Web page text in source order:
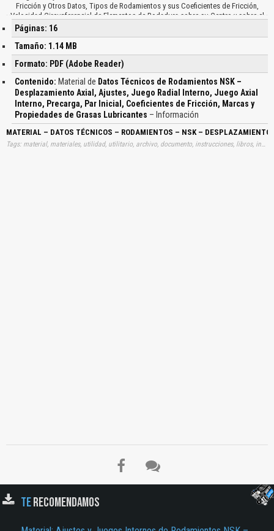
Fricción y Otros Datos, Tipos de Rodamientos y sus Coeficientes de Fricción,
Velocidad Circunferencial de Elementos de Rodadura sobre su Centro y sobre el
Centro del Rodamiento, Juego Radial Interno y Vida de Fatiga, Propiedades de
Grasas Lubricantes, Definición de Símbolos y sus Unidades, Eje Principal de Elipse
de Contacto, Desplazamiento Axial y Carga Axial de Rodamientos de Bolas de
Contacto Angular, Ajustes, Presión de Superficie, Camino de Rodadura del
Diámetro, Inferencias o Juegos de los Ejes y Aros Interiores, Interior del
Alojamiento y Aros Exteriores, Interferencias o Juegos, Clasificación de Tamaño,
Cifras para las Clases de Tolerancias, Juegos Internos Radial y Axial, Juego
Interno Radial, Juegos de Alojamientos y Aros Exteriores, Rodamientos de una
Hilera de Bolas de Ranura Profunda, Relación entre Carga Axial y Par Inicial en
Rodamientos de Rodillos Cónicos, Velocidad de Rotación de Bolas, Juego Radial
Interno y Relación de Vida, Marcas y Propiedades de Grasas Lubricantes,
Comparación de Propiedades, Funcionamiento en Períodos Cortos, Rango de
Temperatura, Resistencia al Agua…
Páginas: 16
Tamaño: 1.14 MB
Formato: PDF (Adobe Reader)
Contenido: Material de Datos Técnicos de Rodamientos NSK –
Desplazamiento Axial, Ajustes, Juego Radial Interno, Juego Axial
Interno, Precarga, Par Inicial, Coeficientes de Fricción, Marcas y
Propiedades de Grasas Lubricantes – Información
MATERIAL – DATOS TÉCNICOS – RODAMIENTOS – NSK –
TERECOMENDAMOS